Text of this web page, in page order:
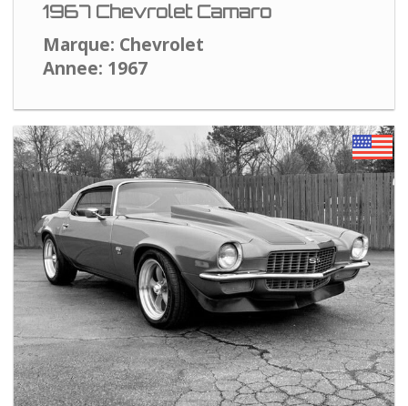
1967 Chevrolet Camaro
Marque: Chevrolet
Annee: 1967